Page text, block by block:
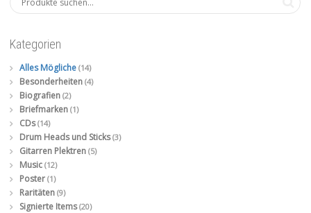
Kategorien
Alles Mögliche (14)
Besonderheiten (4)
Biografien (2)
Briefmarken (1)
CDs (14)
Drum Heads und Sticks (3)
Gitarren Plektren (5)
Music (12)
Poster (1)
Raritäten (9)
Signierte Items (20)